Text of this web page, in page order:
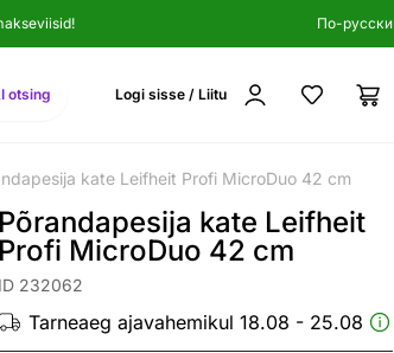
По-русски
otsing Logi sisse / Liitu
kate Leifheit Profi MicroDuo 42 cm
Põrandapesija kate Leifheit
Profi MicroDuo 42 cm
ID 232062
Tarneaeg ajavahemikul 18.08 - 25.08